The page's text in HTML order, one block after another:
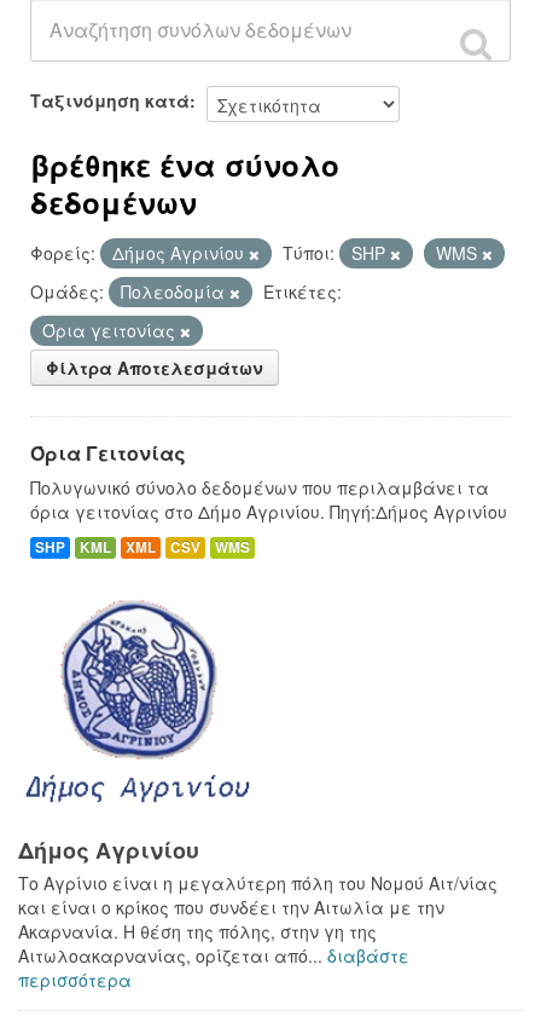
Ταξινόμηση κατά
βρέθηκε ένα σύνολο
δεδομένων
Φορείς: Δήμος Αγρινίου Τύποι: SHP
WMS
Ομάδες:
Πολεοδομία
Ετικέτες:
Όρια γειτονίας
Φίλτρα Αποτελεσμάτων
Όρια Γειτονίας
Πολυγωνικό σύνολο δεδομένων που περιλαμβάνει τα
όρια γειτονίας στο Δήμο Αγρινίου. Πηγή:Δήμος Αγρινίου
SHP KML XML CSV WMS
Δήμος Αγρινίου
Το Αγρίνιο είναι η μεγαλύτερη πόλη του Νομού Αιτ/νίας
και είναι ο κρίκος που συνδέει την Αιτωλία με την
Ακαρνανία. Η θέση της πόλης, στην γη της
Αιτωλοακαρνανίας, ορίζεται από... διαβάστε
περισσότερα